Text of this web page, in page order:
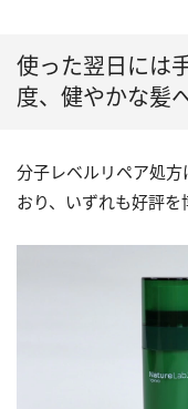
使った翌日には
度、健やかな髪
分子レベルリペア処
おり、いずれも好評を